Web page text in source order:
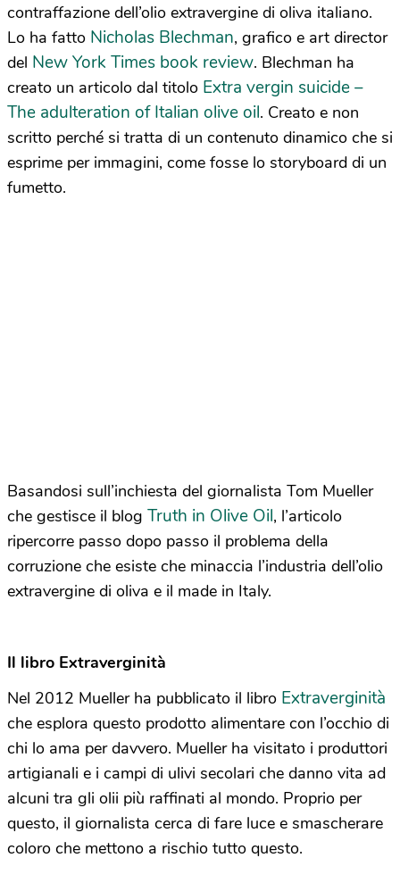
contraffazione dell’olio extravergine di oliva italiano.
Lo ha fatto Nicholas Blechman, grafico e art director
del New York Times book review. Blechman ha
creato un articolo dal titolo Extra vergin suicide –
The adulteration of Italian olive oil. Creato e non
scritto perché si tratta di un contenuto dinamico che si
esprime per immagini, come fosse lo storyboard di un
fumetto.
Basandosi sull’inchiesta del giornalista Tom Mueller
che gestisce il blog Truth in Olive Oil, l’articolo
ripercorre passo dopo passo il problema della
corruzione che esiste che minaccia l’industria dell’olio
extravergine di oliva e il made in Italy.
Il libro Extraverginità
Nel 2012 Mueller ha pubblicato il libro Extraverginità
che esplora questo prodotto alimentare con l’occhio di
chi lo ama per davvero. Mueller ha visitato i produttori
artigianali e i campi di ulivi secolari che danno vita ad
alcuni tra gli olii più raffinati al mondo. Proprio per
questo, il giornalista cerca di fare luce e smascherare
coloro che mettono a rischio tutto questo.